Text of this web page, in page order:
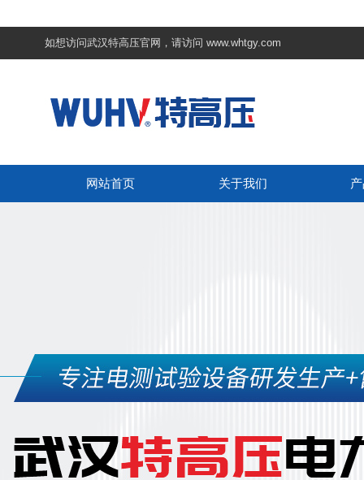
如想访问武汉特高压官网，请访问 www.whtgy.com
网站首页 关于我们